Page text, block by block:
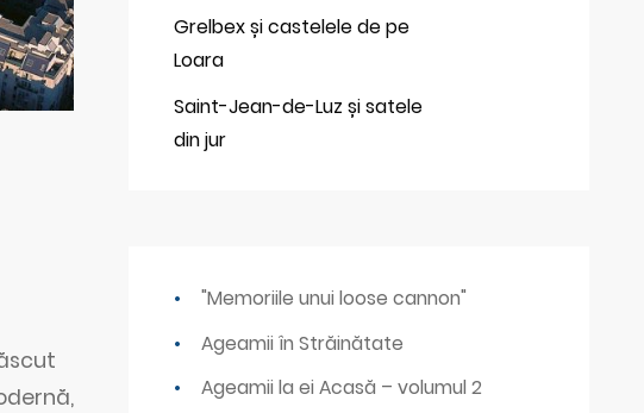
Grelbex și castelele de pe
Loara
Saint-Jean-de-Luz și satele
din jur
"Memoriile unui loose cannon"
Ageamii în Străinătate
Ageamii la ei Acasă – volumul 2